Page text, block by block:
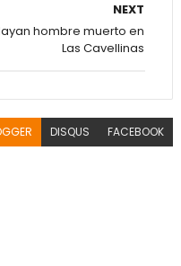
NEXT
hombre muerto en
Las Cavellinas
DISQUS FACEBOOK